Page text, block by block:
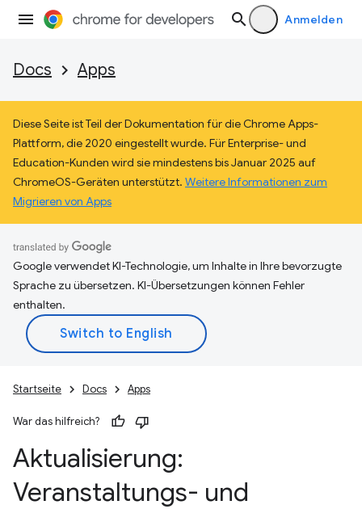
Anmelden
Docs Apps
Diese Seite ist Teil der Dokumentation für die Chrome Apps-
Plattform, die 2020 eingestellt wurde. Für Enterprise- und
Education-Kunden wird sie mindestens bis Januar 2025 auf
ChromeOS-Geräten unterstützt. Weitere Informationen zum
Migrieren von Apps
Google verwendet KI-Technologie, um Inhalte in Ihre bevorzugte
Sprache zu übersetzen. KI-Übersetzungen können Fehler
enthalten.
Startseite Docs Apps
War das hilfreich?
Aktualisierung:
Veranstaltungs- und